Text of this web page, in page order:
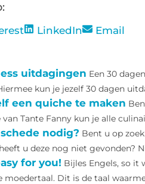
LinkedIn Email
uitdagingen Een 30
kun je jezelf 30 dagen
een quiche te maken
Tante Fanny kun je alle
nodig? Bent u op
u deze nog niet gevonden?
for you! Bijles Engels, so it
moedertaal. Dit is de taal